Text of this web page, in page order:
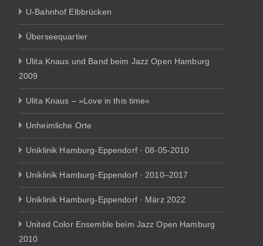
U-Bahnhof Elbbrücken
Überseequartier
Ulita Knaus und Band beim Jazz Open Hamburg
2009
Ulita Knaus – »Love in this time«
Unheimliche Orte
Uniklinik Hamburg-Eppendorf · 08-05-2010
Uniklinik Hamburg-Eppendorf · 2010–2017
Uniklinik Hamburg-Eppendorf · März 2022
United Color Ensemble beim Jazz Open Hamburg
2010